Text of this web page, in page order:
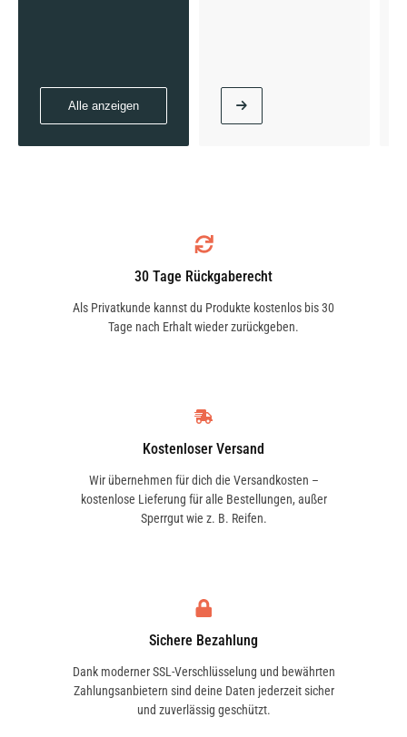
Alle anzeigen
30 Tage Rückgaberecht
Als Privatkunde kannst du Produkte kostenlos bis 30
Tage nach Erhalt wieder zurückgeben.
Kostenloser Versand
Wir übernehmen für dich die Versandkosten –
kostenlose Lieferung für alle Bestellungen, außer
Sperrgut wie z. B. Reifen.
Sichere Bezahlung
Dank moderner SSL-Verschlüsselung und bewährten
Zahlungsanbietern sind deine Daten jederzeit sicher
und zuverlässig geschützt.